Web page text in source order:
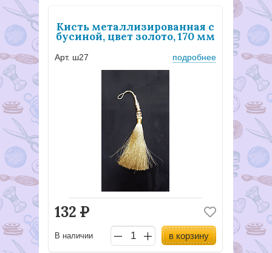
Кисть металлизированная с
бусиной, цвет золото, 170 мм
Арт. ш27 подробнее
132 Р
В наличии в корзину